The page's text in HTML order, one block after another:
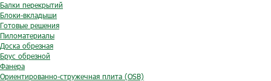
Балки перекрытий
Блоки-вкладыши
Готовые решения
Пиломатериалы
Доска обрезная
Брус обрезной
Фанера
Ориентированно-стружечная плита (OSB)